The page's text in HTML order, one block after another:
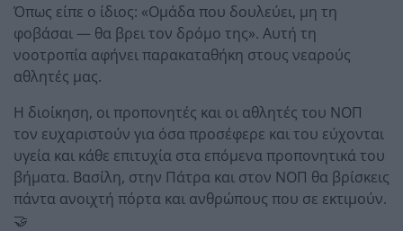
Όπως είπε ο ίδιος: «Ομάδα που δουλεύει, μη τη
φοβάσαι — θα βρει τον δρόμο της». Αυτή τη
νοοτροπία αφήνει παρακαταθήκη στους νεαρούς
αθλητές μας.
Η διοίκηση, οι προπονητές και οι αθλητές του ΝΟΠ
τον ευχαριστούν για όσα προσέφερε και του εύχονται
υγεία και κάθε επιτυχία στα επόμενα προπονητικά του
βήματα. Βασίλη, στην Πάτρα και στον ΝΟΠ θα βρίσκεις
πάντα ανοιχτή πόρτα και ανθρώπους που σε εκτιμούν.
🤝